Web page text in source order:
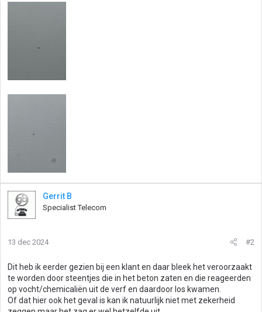
Gerrit B
Specialist Telecom
13 dec 2024 #2
Dit heb ik eerder gezien bij een klant en daar bleek het veroorzaakt
te worden door steentjes die in het beton zaten en die reageerden
op vocht/chemicaliën uit de verf en daardoor los kwamen.
Of dat hier ook het geval is kan ik natuurlijk niet met zekerheid